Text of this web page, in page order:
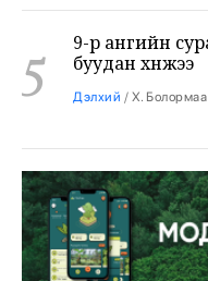
5
буудан хөнөөжээ
Дэлхий/Х. Болормаа